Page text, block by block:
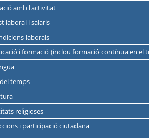
amb l'activitat
laboral i salaris
laborals
i formació (inclou formació contínua en el
temps
religioses
i participació ciutadana